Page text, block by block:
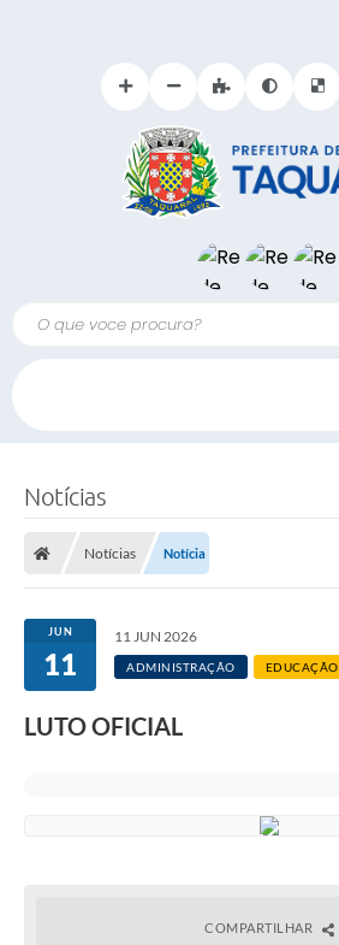
O que voce procura?
Notícias
Notícias Notícia
JUN
11
11 JUN 2026
ADMINISTRAÇÃO EDUCAÇÃO
LUTO OFICIAL
COMPARTILHAR